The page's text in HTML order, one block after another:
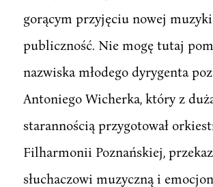
gorącym przyjęciu nowej
publiczność. Nie mogę tutaj
nazwiska młodego dyrygenta
Antoniego Wicherka, który z
starannością przygotował
Filharmonii Poznańskiej,
słuchaczowi muzyczną i